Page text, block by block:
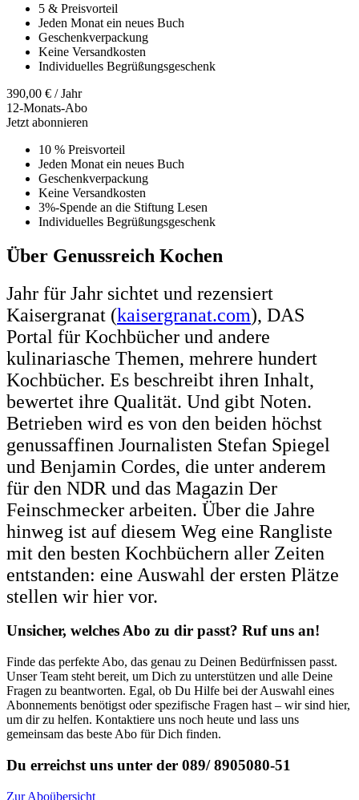
5 & Preisvorteil
Jeden Monat ein neues Buch
Geschenkverpackung
Keine Versandkosten
Individuelles Begrüßungsgeschenk
390,00 € / Jahr
12-Monats-Abo
Jetzt abonnieren
10 % Preisvorteil
Jeden Monat ein neues Buch
Geschenkverpackung
Keine Versandkosten
3%-Spende an die Stiftung Lesen
Individuelles Begrüßungsgeschenk
Über Genussreich Kochen
Jahr für Jahr sichtet und rezensiert
Kaisergranat (kaisergranat.com), DAS
Portal für Kochbücher und andere
kulinariasche Themen, mehrere hundert
Kochbücher. Es beschreibt ihren Inhalt,
bewertet ihre Qualität. Und gibt Noten.
Betrieben wird es von den beiden höchst
genussaffinen Journalisten Stefan Spiegel
und Benjamin Cordes, die unter anderem
für den NDR und das Magazin Der
Feinschmecker arbeiten. Über die Jahre
hinweg ist auf diesem Weg eine Rangliste
mit den besten Kochbüchern aller Zeiten
entstanden: eine Auswahl der ersten Plätze
stellen wir hier vor.
Unsicher, welches Abo zu dir passt? Ruf uns an!
Finde das perfekte Abo, das genau zu Deinen Bedürfnissen passt.
Unser Team steht bereit, um Dich zu unterstützen und alle Deine
Fragen zu beantworten. Egal, ob Du Hilfe bei der Auswahl eines
Abonnements benötigst oder spezifische Fragen hast – wir sind hier,
um dir zu helfen. Kontaktiere uns noch heute und lass uns
gemeinsam das beste Abo für Dich finden.
Du erreichst uns unter der 089/ 8905080-51
Zur Aboübersicht